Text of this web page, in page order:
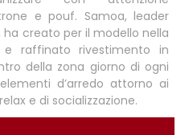
e pouf. Samoa, leader
ha creato per il modello nella
raffinato rivestimento in
della zona giorno di ogni
d’arredo attorno ai
e di socializzazione.